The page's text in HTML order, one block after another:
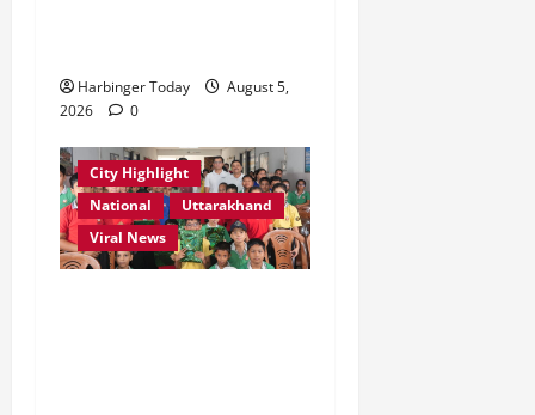
Harbinger Today
August 5,
2026
0
City Highlight
National
Uttarakhand
Viral News